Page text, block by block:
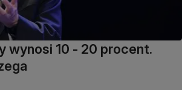
wynosi 10 - 20 procent.